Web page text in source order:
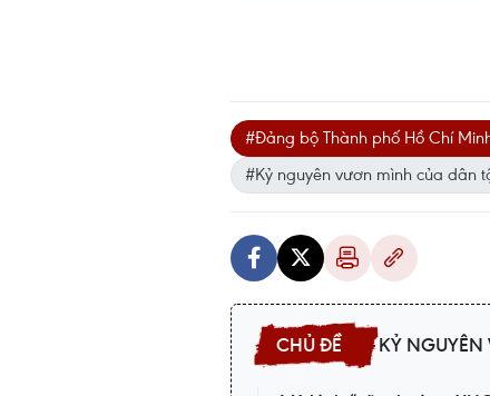
#Đảng bộ Thành phố Hồ Chí
#Kỷ nguyên vươn mình của dân
KỶ